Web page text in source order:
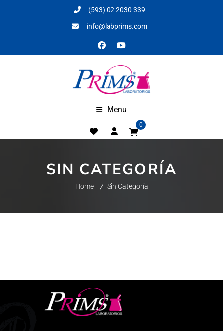
(593) 02 2030 339
info@labprims.com
Menu
0
SIN CATEGORÍA
Home Sin Categoría